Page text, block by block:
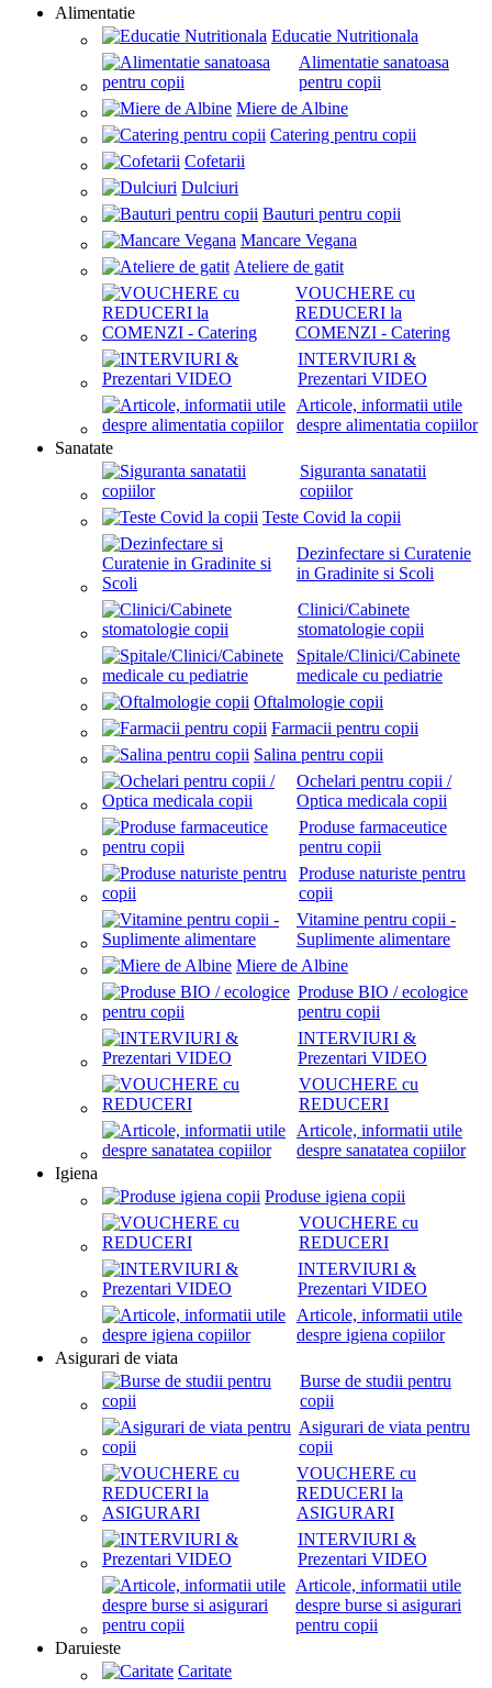
Alimentatie
Educatie Nutritionala
Alimentatie sanatoasa
pentru copii
Miere de Albine
Catering pentru copii
Cofetarii
Dulciuri
Bauturi pentru copii
Mancare Vegana
Ateliere de gatit
VOUCHERE cu
REDUCERI la
COMENZI - Catering
INTERVIURI &
Prezentari VIDEO
Articole, informatii utile
despre alimentatia copiilor
Sanatate
Siguranta sanatatii
copiilor
Teste Covid la copii
Dezinfectare si Curatenie
in Gradinite si Scoli
Clinici/Cabinete
stomatologie copii
Spitale/Clinici/Cabinete
medicale cu pediatrie
Oftalmologie copii
Farmacii pentru copii
Salina pentru copii
Ochelari pentru copii /
Optica medicala copii
Produse farmaceutice
pentru copii
Produse naturiste pentru
copii
Vitamine pentru copii -
Suplimente alimentare
Miere de Albine
Produse BIO / ecologice
pentru copii
INTERVIURI &
Prezentari VIDEO
VOUCHERE cu
REDUCERI
Articole, informatii utile
despre sanatatea copiilor
Igiena
Produse igiena copii
VOUCHERE cu
REDUCERI
INTERVIURI &
Prezentari VIDEO
Articole, informatii utile
despre igiena copiilor
Asigurari de viata
Burse de studii pentru
copii
Asigurari de viata pentru
copii
VOUCHERE cu
REDUCERI la
ASIGURARI
INTERVIURI &
Prezentari VIDEO
Articole, informatii utile
despre burse si asigurari
pentru copii
Daruieste
Caritate